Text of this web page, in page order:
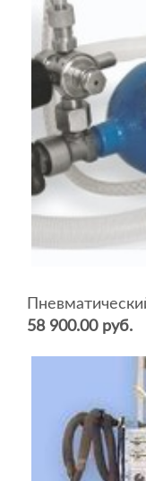
58 900.00 руб.